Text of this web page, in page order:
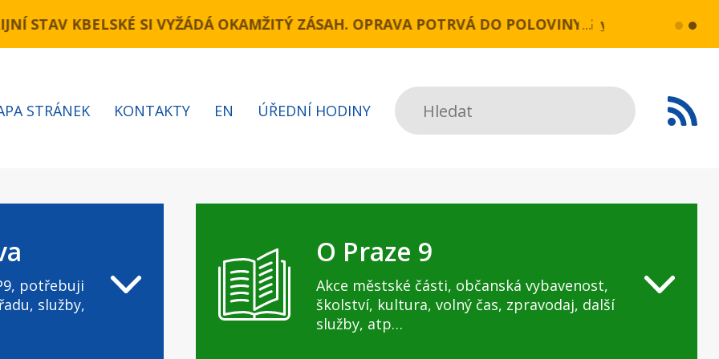
Novopacká – Cínovecká)Komunikace Kbelská
STAV KBELSKÉ SI VYŽÁDÁ OKAMŽITÝ ZÁSAH. OPRAVA POTRVÁ DO POLOVINY SRPNA. Praha,
více...
Hledat
STRÁNEK KONTAKTY EN ÚŘEDNÍ HODINY
potřebuji
služby,
O Praze 9
Akce městské části, občanská vybavenost,
školství, kultura, volný čas, zpravodaj, další
služby, atp…